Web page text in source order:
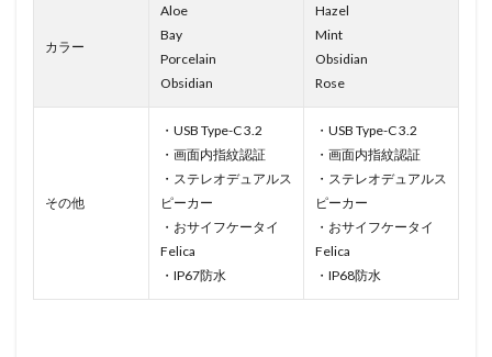
カラー
Aloe
Bay
Porcelain
Obsidian
Hazel
Mint
Obsidian
Rose
その他
・USB Type-C 3.2
・画面内指紋認証
・ステレオデュアルス
ピーカー
・おサイフケータイ
Felica
・IP67防水
・USB Type-C 3.2
・画面内指紋認証
・ステレオデュアルス
ピーカー
・おサイフケータイ
Felica
・IP68防水